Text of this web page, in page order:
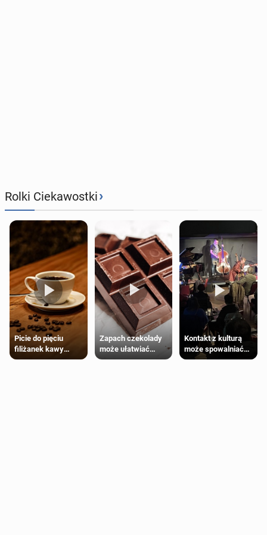
Rolki Ciekawostki›
Picie do pięciu
filiżanek kawy
dziennie jest
Zapach czekolady
może ułatwiać
trening siłowy
Kontakt z kulturą
może spowalniać
starzenie